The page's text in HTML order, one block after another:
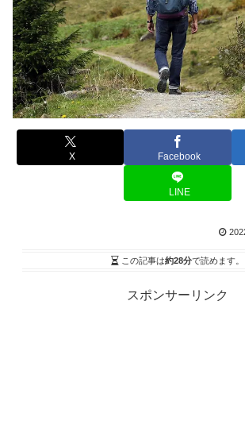
X Facebook
LINE
この記事は約28分で読めます。
スポンサーリンク